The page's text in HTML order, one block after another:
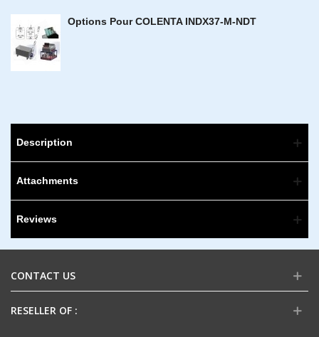
Options Pour COLENTA INDX37-M-NDT
Description
Attachments
Reviews
CONTACT US
RESELLER OF :